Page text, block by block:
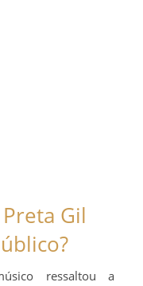
Gil
ressaltou a